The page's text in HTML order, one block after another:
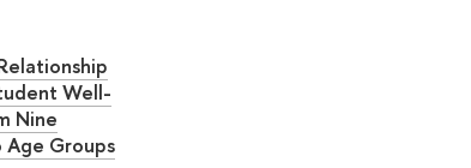
Well-
Nine
Age Groups